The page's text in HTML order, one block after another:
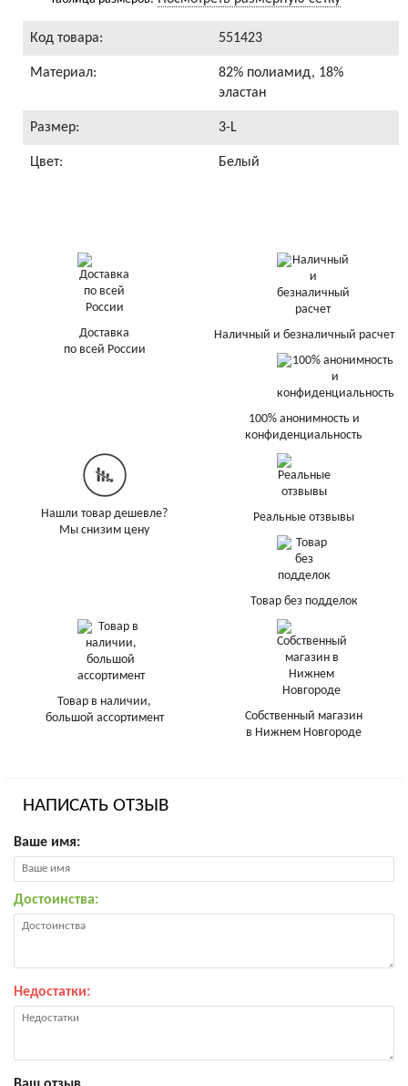
Код товара: 551423
Материал:
82% полиамид, 18%
эластан
Размер: 3-L
Цвет: Белый
Доставка
по всей России
Наличный и безналичный расчет
100% анонимность и
конфиденциальность
Нашли товар дешевле?
Мы снизим цену
Реальные отзвывы
Товар без подделок
Товар в наличии,
большой ассортимент
Собственный магазин
в Нижнем Новгороде
НАПИСАТЬ ОТЗЫВ
Ваше имя:
Достоинства:
Недостатки: